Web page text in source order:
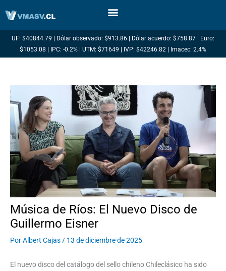
UF: $40844.79 | Dólar observado: $913.86 | Dólar acuerdo: $758.87 | Euro:
$1053.08 | IPC: -0.2% | UTM: $71649 | IVP: $42246.82 | Imacec: 2.4%
Música de Ríos: El Nuevo Disco de
Guillermo Eisner
PorAlbert Cajas / 13 de diciembre de 2025
El nuevo disco del catálogo del sello chileno Chileclásico ha sido